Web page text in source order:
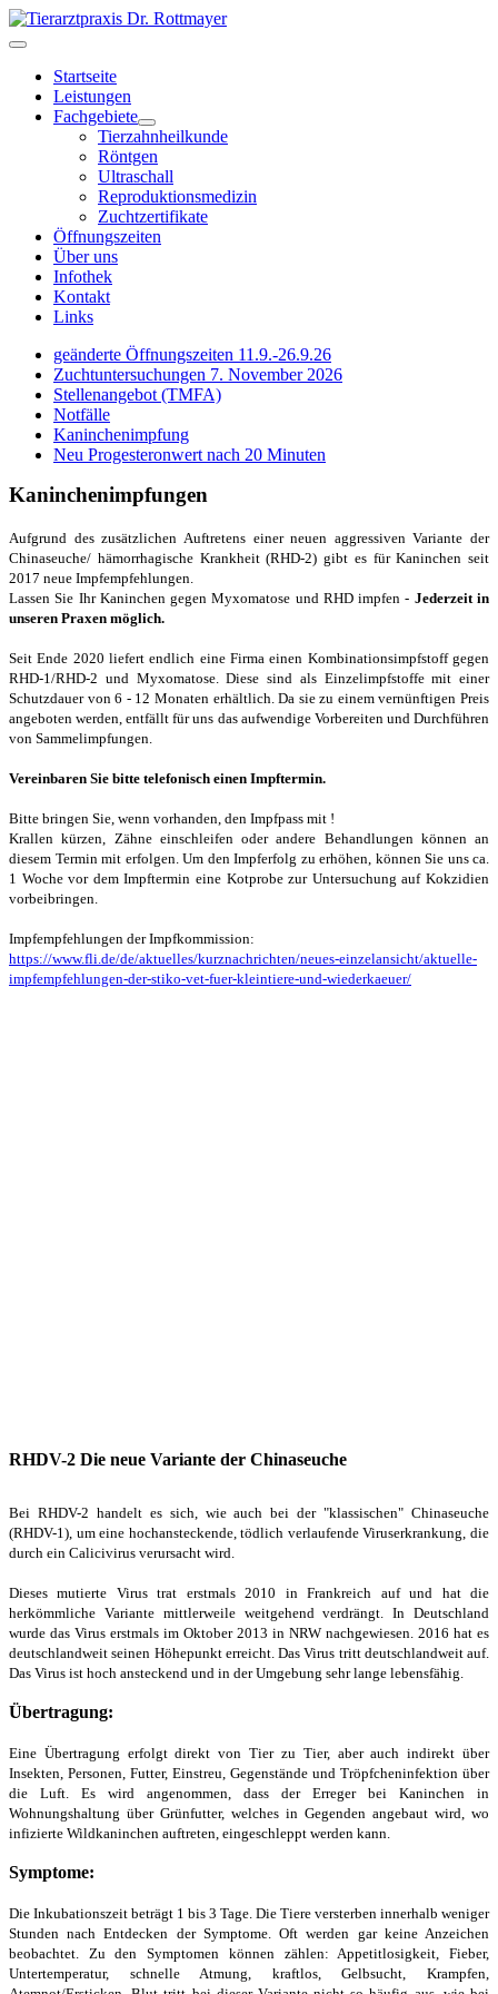
Startseite
Leistungen
Fachgebiete
Tierzahnheilkunde
Röntgen
Ultraschall
Reproduktionsmedizin
Zuchtzertifikate
Öffnungszeiten
Über uns
Infothek
Kontakt
Links
geänderte Öffnungszeiten 11.9.-26.9.26
Zuchtuntersuchungen 7. November 2026
Stellenangebot (TMFA)
Notfälle
Kaninchenimpfung
Neu Progesteronwert nach 20 Minuten
Kaninchenimpfungen
Aufgrund des zusätzlichen Auftretens einer neuen aggressiven Variante der
Chinaseuche/ hämorrhagische Krankheit (RHD-2) gibt es für Kaninchen seit
2017 neue Impfempfehlungen.
Lassen Sie Ihr Kaninchen gegen Myxomatose und RHD impfen - Jederzeit in
unseren Praxen möglich.
Seit Ende 2020 liefert endlich eine Firma einen Kombinationsimpfstoff gegen
RHD-1/RHD-2 und Myxomatose. Diese sind als Einzelimpfstoffe mit einer
Schutzdauer von 6 - 12 Monaten erhältlich. Da sie zu einem vernünftigen Preis
angeboten werden, entfällt für uns das aufwendige Vorbereiten und Durchführen
von Sammelimpfungen.
Vereinbaren Sie bitte telefonisch einen Impftermin.
Bitte bringen Sie, wenn vorhanden, den Impfpass mit !
Krallen kürzen, Zähne einschleifen oder andere Behandlungen können an
diesem Termin mit erfolgen. Um den Impferfolg zu erhöhen, können Sie uns ca.
1 Woche vor dem Impftermin eine Kotprobe zur Untersuchung auf Kokzidien
vorbeibringen.
Impfempfehlungen der Impfkommission:
https://www.fli.de/de/aktuelles/kurznachrichten/neues-einzelansicht/aktuelle-
impfempfehlungen-der-stiko-vet-fuer-kleintiere-und-wiederkaeuer/
RHDV-2 Die neue Variante der Chinaseuche
Bei RHDV-2 handelt es sich, wie auch bei der "klassischen" Chinaseuche
(RHDV-1), um eine hochansteckende, tödlich verlaufende Viruserkrankung, die
durch ein Calicivirus verursacht wird.
Dieses mutierte Virus trat erstmals 2010 in Frankreich auf und hat die
herkömmliche Variante mittlerweile weitgehend verdrängt. In Deutschland
wurde das Virus erstmals im Oktober 2013 in NRW nachgewiesen. 2016 hat es
deutschlandweit seinen Höhepunkt erreicht. Das Virus tritt deutschlandweit auf.
Das Virus ist hoch ansteckend und in der Umgebung sehr lange lebensfähig.
Übertragung:
Eine Übertragung erfolgt direkt von Tier zu Tier, aber auch indirekt über
Insekten, Personen, Futter, Einstreu, Gegenstände und Tröpfcheninfektion über
die Luft. Es wird angenommen, dass der Erreger bei Kaninchen in
Wohnungshaltung über Grünfutter, welches in Gegenden angebaut wird, wo
infizierte Wildkaninchen auftreten, eingeschleppt werden kann.
Symptome:
Die Inkubationszeit beträgt 1 bis 3 Tage. Die Tiere versterben innerhalb weniger
Stunden nach Entdecken der Symptome. Oft werden gar keine Anzeichen
beobachtet. Zu den Symptomen können zählen: Appetitlosigkeit, Fieber,
Untertemperatur, schnelle Atmung, kraftlos, Gelbsucht, Krampfen,